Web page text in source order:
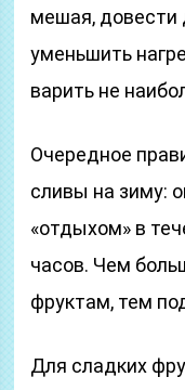
мешая, довести
уменьшить
варить не
Очередное
сливы на зиму:
«отдыхом» в
часов. Чем
фруктам, тем
Для сладких